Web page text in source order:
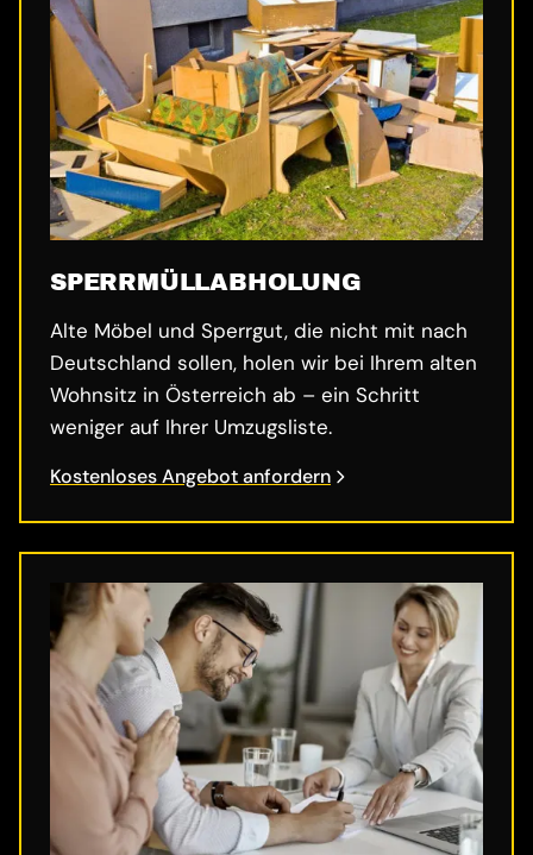
SPERRMÜLL­ABHOLUNG
Alte Möbel und Sperrgut, die nicht mit nach
Deutschland sollen, holen wir bei Ihrem alten
Wohnsitz in Österreich ab – ein Schritt
weniger auf Ihrer Umzugsliste.
Kostenloses Angebot anfordern